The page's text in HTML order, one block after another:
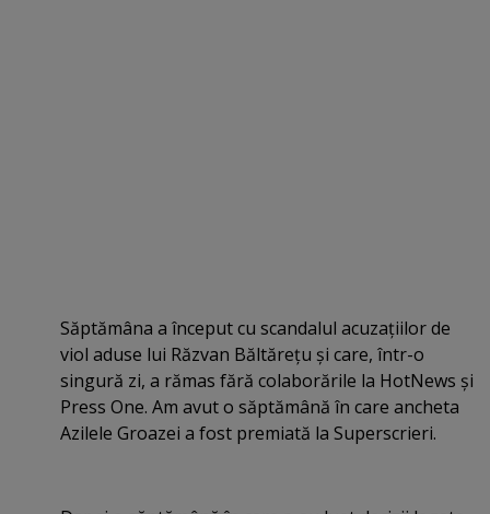
Săptămâna a început cu scandalul acuzaţiilor de
viol aduse lui Răzvan Băltăreţu şi care, într-o
singură zi, a rămas fără colaborările la HotNews şi
Press One. Am avut o săptămână în care ancheta
Azilele Groazei a fost premiată la Superscrieri.